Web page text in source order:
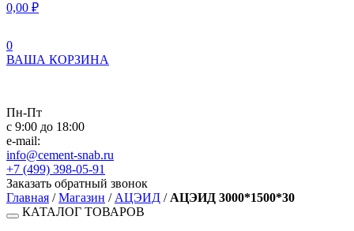
0,00 ₽
0
ВАША КОРЗИНА
Пн-Пт
с 9:00 до 18:00
e-mail:
info@cement-snab.ru
+7 (499) 398-05-91
Заказать обратный звонок
Главная /Магазин / АЦЭИД / АЦЭИД 3000*1500*30
КАТАЛОГ ТОВАРОВ